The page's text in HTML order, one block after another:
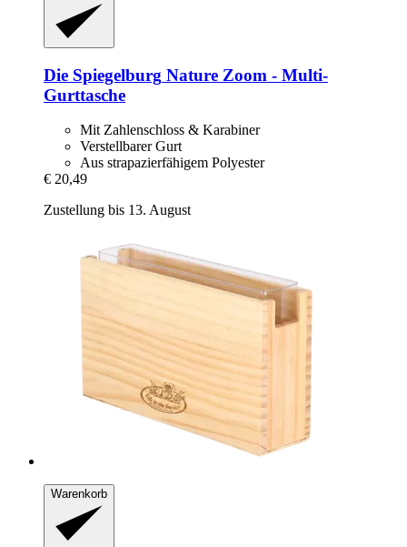
Die Spiegelburg Nature Zoom -​ Multi-​
Gurttasche
Mit Zahlenschloss & Karabiner
Verstellbarer Gurt
Aus strapazierfähigem Polyester
€ 20,49
Zustellung bis 13. August
Warenkorb